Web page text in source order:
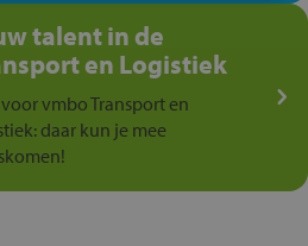
talent in de
en Logistiek
voor vmbo Transport en
daar kun je mee